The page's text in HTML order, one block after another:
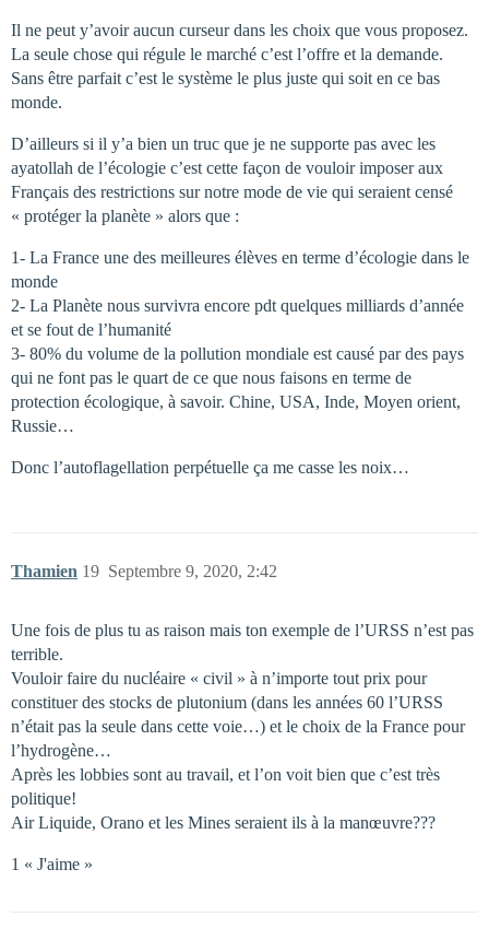
Il ne peut y’avoir aucun curseur dans les choix que vous proposez.
La seule chose qui régule le marché c’est l’offre et la demande.
Sans être parfait c’est le système le plus juste qui soit en ce bas
monde.
D’ailleurs si il y’a bien un truc que je ne supporte pas avec les
ayatollah de l’écologie c’est cette façon de vouloir imposer aux
Français des restrictions sur notre mode de vie qui seraient censé
« protéger la planète » alors que :
1- La France une des meilleures élèves en terme d’écologie dans le
monde
2- La Planète nous survivra encore pdt quelques milliards d’année
et se fout de l’humanité
3- 80% du volume de la pollution mondiale est causé par des pays
qui ne font pas le quart de ce que nous faisons en terme de
protection écologique, à savoir. Chine, USA, Inde, Moyen orient,
Russie…
Donc l’autoflagellation perpétuelle ça me casse les noix…
Thamien Septembre 9, 2020, 2:42
19
Une fois de plus tu as raison mais ton exemple de l’URSS n’est pas
terrible.
Vouloir faire du nucléaire « civil » à n’importe tout prix pour
constituer des stocks de plutonium (dans les années 60 l’URSS
n’était pas la seule dans cette voie…) et le choix de la France pour
l’hydrogène…
Après les lobbies sont au travail, et l’on voit bien que c’est très
politique!
Air Liquide, Orano et les Mines seraient ils à la manœuvre???
1 « J'aime »